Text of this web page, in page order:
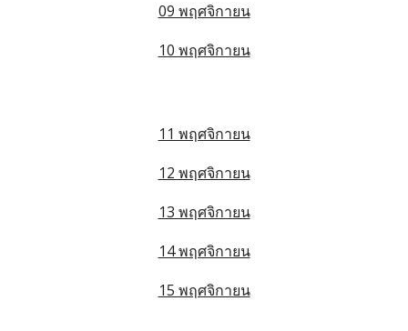
09 พฤศจิกายน
10 พฤศจิกายน
11 พฤศจิกายน
12 พฤศจิกายน
13 พฤศจิกายน
14 พฤศจิกายน
15 พฤศจิกายน